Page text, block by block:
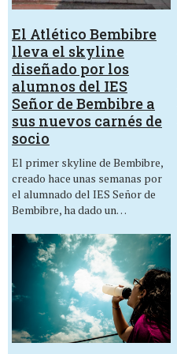
El Atlético Bembibre
lleva el skyline
diseñado por los
alumnos del IES
Señor de Bembibre a
sus nuevos carnés de
socio
El primer skyline de Bembibre,
creado hace unas semanas por
el alumnado del IES Señor de
Bembibre, ha dado un…